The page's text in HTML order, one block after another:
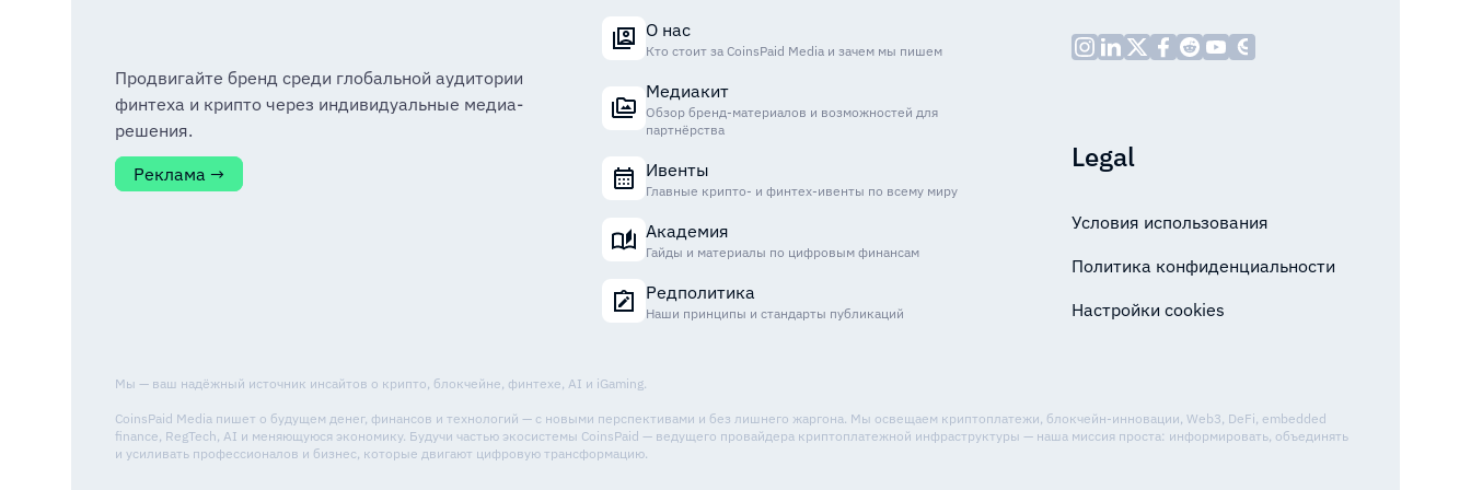
Продвигайте бренд среди глобальной аудитории
финтеха и крипто через индивидуальные медиа-
решения.
Реклама →
О нас
Кто стоит за CoinsPaid Media и зачем мы пишем
Медиакит
Обзор бренд-материалов и возможностей для
партнёрства
Ивенты
Главные крипто- и финтех-ивенты по всему миру
Академия
Гайды и материалы по цифровым финансам
Редполитика
Наши принципы и стандарты публикаций
Legal
Условия использования
Политика конфиденциальности
Настройки cookies
Мы — ваш надёжный источник инсайтов о крипто, блокчейне, финтехе, AI и iGaming.
CoinsPaid Media пишет о будущем денег, финансов и технологий — с новыми перспективами и без лишнего жаргона. Мы освещаем криптоплатежи, блокчейн-инновации, Web3, DeFi, embedded
finance, RegTech, AI и меняющуюся экономику. Будучи частью экосистемы CoinsPaid — ведущего провайдера криптоплатежной инфраструктуры — наша миссия проста: информировать, объединять
и усиливать профессионалов и бизнес, которые двигают цифровую трансформацию.